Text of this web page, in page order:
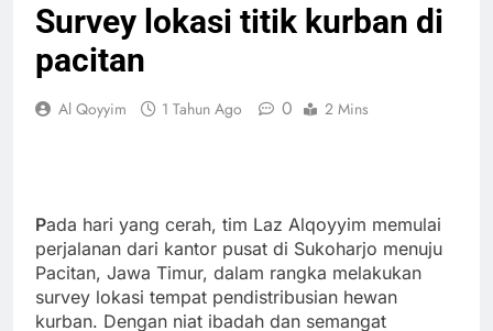
Survey lokasi titik kurban di
pacitan
Al Qoyyim 1 Tahun Ago 0 2 Mins
Pada hari yang cerah, tim Laz Alqoyyim memulai
perjalanan dari kantor pusat di Sukoharjo menuju
Pacitan, Jawa Timur, dalam rangka melakukan
survey lokasi tempat pendistribusian hewan
kurban. Dengan niat ibadah dan semangat